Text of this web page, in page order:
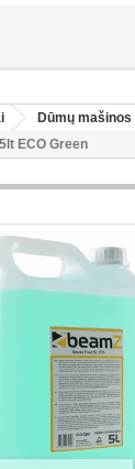
Dūmų mašinos
ECO Green